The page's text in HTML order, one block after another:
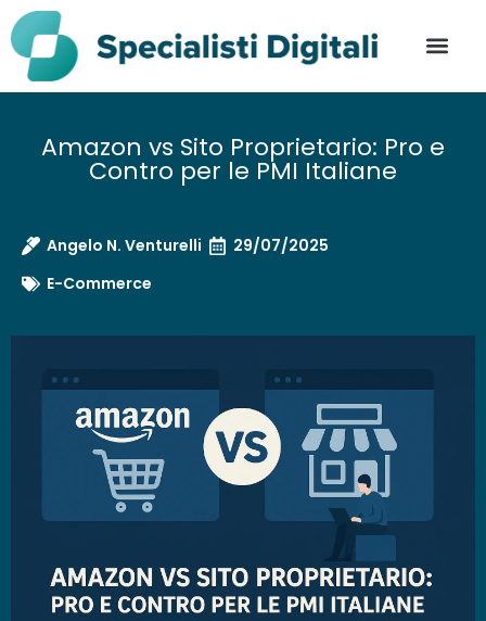
Amazon vs Sito Proprietario: Pro e
Contro per le PMI Italiane
Angelo N. Venturelli
29/07/2025
E-Commerce